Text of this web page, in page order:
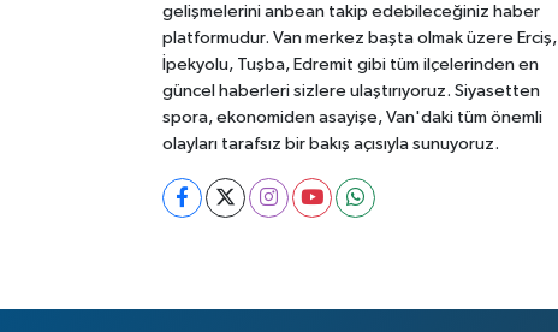
gelişmelerini anbean takip edebileceğiniz haber
platformudur. Van merkez başta olmak üzere Erciş,
İpekyolu, Tuşba, Edremit gibi tüm ilçelerinden en
güncel haberleri sizlere ulaştırıyoruz. Siyasetten
spora, ekonomiden asayişe, Van'daki tüm önemli
olayları tarafsız bir bakış açısıyla sunuyoruz.